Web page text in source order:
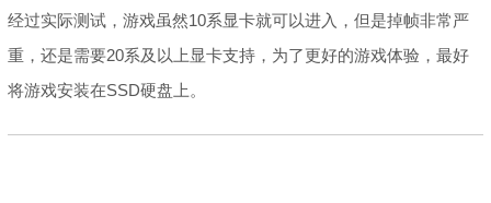
经过实际测试，游戏虽然10系显卡就可以进入，但是掉帧非常严
重，还是需要20系及以上显卡支持，为了更好的游戏体验，最好
将游戏安装在SSD硬盘上。